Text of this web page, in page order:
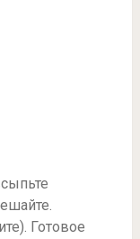
Готовое